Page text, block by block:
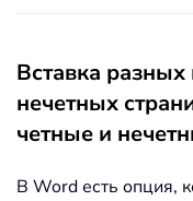
Вставка
нечетных
четные и
В Word есть опция,